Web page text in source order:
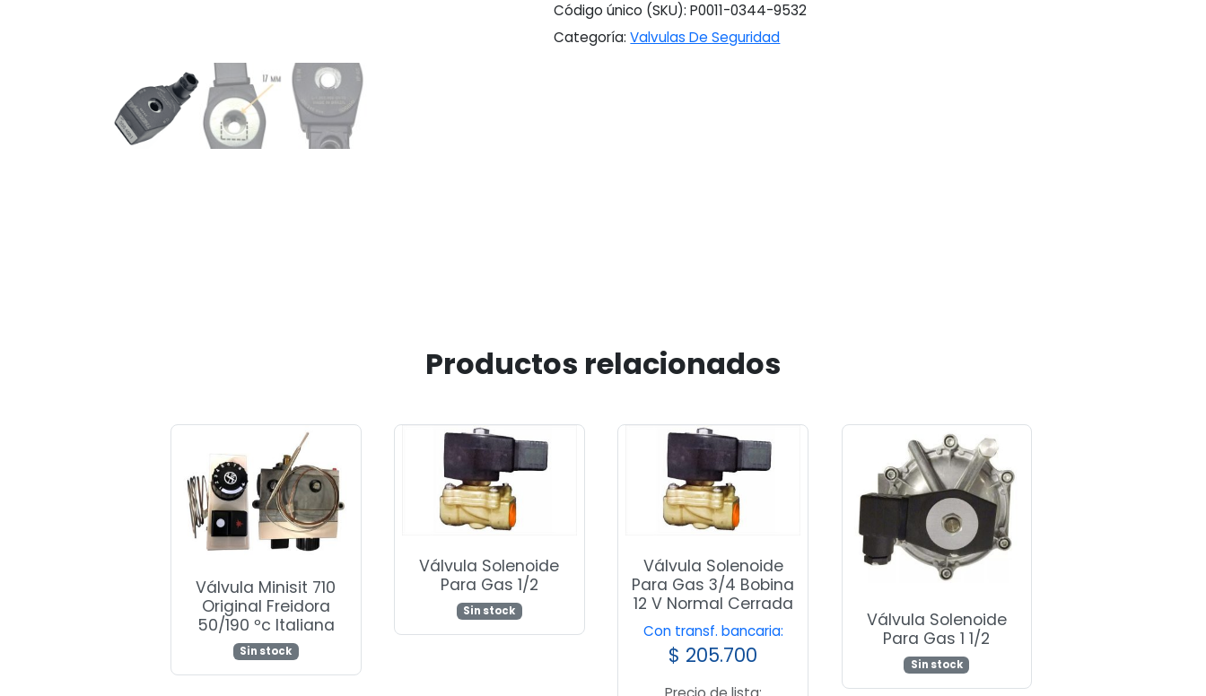
Código único (SKU):P0011-0344-9532
Categoría:Valvulas De Seguridad
Productos relacionados
Válvula Minisit 710
Original Freidora
50/190 ºc Italiana
Sin stock
Válvula Solenoide
Para Gas 1/2
Sin stock
Válvula Solenoide
Para Gas 3/4 Bobina
12 V Normal Cerrada
Con transf. bancaria:
$ 205.700
Válvula Solenoide
Para Gas 1 1/2
Sin stock